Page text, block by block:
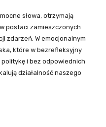
słowa, otrzymają
postaci zamieszczonych
zdarzeń. W emocjonalnym
które w bezrefleksyjny
i bez odpowiednich
działalność naszego